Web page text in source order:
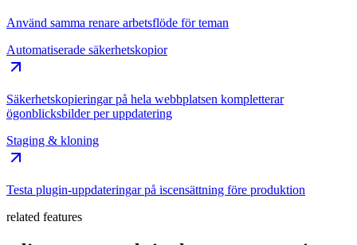
Använd samma renare arbetsflöde för teman
Automatiserade säkerhetskopior
Säkerhetskopieringar på hela webbplatsen kompletterar
ögonblicksbilder per uppdatering
Staging & kloning
Testa plugin-uppdateringar på iscensättning före produktion
related features